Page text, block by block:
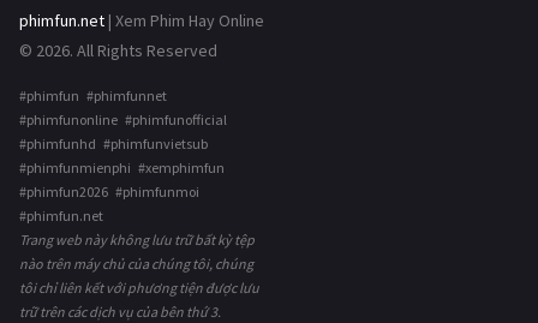
phimfun.net | Xem Phim Hay Online
© 2026. All Rights Reserved
#phimfun #phimfunnet
#phimfunonline #phimfunofficial
#phimfunhd #phimfunvietsub
#phimfunmienphi #xemphimfun
#phimfun2026 #phimfunmoi
#phimfun.net
Trang web này không lưu trữ bất kỳ tệp
nào trên máy chủ của chúng tôi, chúng
tôi chỉ liên kết với phương tiện được lưu
trữ trên các dịch vụ của bên thứ 3.